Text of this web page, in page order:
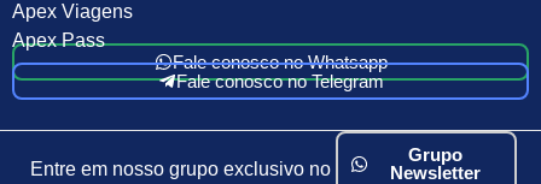
Apex Viagens
Apex Pass
Fale conosco no Whatsapp
Fale conosco no Telegram
Entre em nosso grupo exclusivo no
Grupo
Newsletter